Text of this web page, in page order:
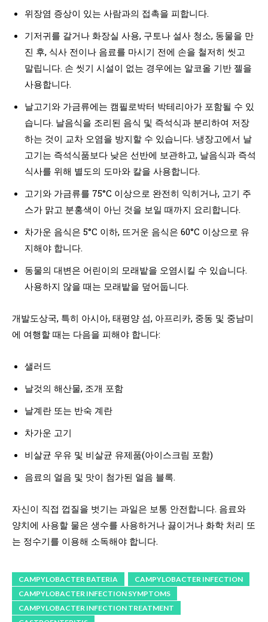
위장염 증상이 있는 사람과의 접촉을 피합니다.
기저귀를 갈거나 화장실 사용, 구토나 설사 청소, 동물을 만
진 후, 식사 전이나 음료를 마시기 전에 손을 철저히 씻고
말립니다. 손 씻기 시설이 없는 경우에는 알코올 기반 젤을
사용합니다.
날고기와 가금류에는 캠필로박터 박테리아가 포함될 수 있
습니다. 날음식을 조리된 음식 및 즉석식과 분리하여 저장
하는 것이 교차 오염을 방지할 수 있습니다. 냉장고에서 날
고기는 즉석식품보다 낮은 선반에 보관하고, 날음식과 즉석
식사를 위해 별도의 도마와 칼을 사용합니다.
고기와 가금류를 75°C 이상으로 완전히 익히거나, 고기 주
스가 맑고 분홍색이 아닌 것을 보일 때까지 요리합니다.
차가운 음식은 5°C 이하, 뜨거운 음식은 60°C 이상으로 유
지해야 합니다.
동물의 대변은 어린이의 모래밭을 오염시킬 수 있습니다.
사용하지 않을 때는 모래밭을 덮어둡니다.
개발도상국, 특히 아시아, 태평양 섬, 아프리카, 중동 및 중남미
에 여행할 때는 다음을 피해야 합니다:
샐러드
날것의 해산물, 조개 포함
날계란 또는 반숙 계란
차가운 고기
비살균 우유 및 비살균 유제품(아이스크림 포함)
음료의 얼음 및 맛이 첨가된 얼음 블록.
자신이 직접 껍질을 벗기는 과일은 보통 안전합니다. 음료와
양치에 사용할 물은 생수를 사용하거나 끓이거나 화학 처리 또
는 정수기를 이용해 소독해야 합니다.
CAMPYLOBACTER BATERIA
CAMPYLOBACTER INFECTION
CAMPYLOBACTER INFECTION SYMPTOMS
CAMPYLOBACTER INFECTION TREATMENT